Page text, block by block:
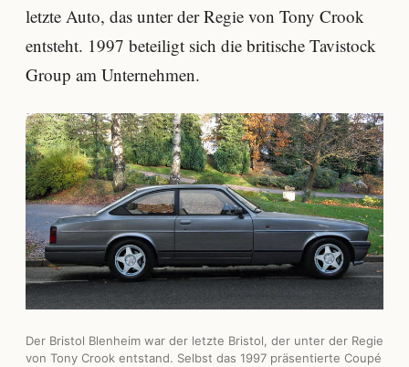
letzte Auto, das unter der Regie von Tony Crook
entsteht. 1997 beteiligt sich die britische Tavistock
Group am Unternehmen.
Der Bristol Blenheim war der letzte Bristol, der unter der Regie
von Tony Crook entstand. Selbst das 1997 präsentierte Coupé